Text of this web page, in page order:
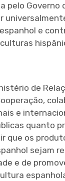
pelo Governo
e
de
e
quanto
que os
sejam
e de